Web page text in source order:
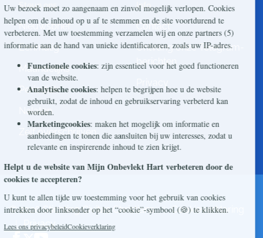
Steun ons
Nieuwsbrief
Eenmalig
Maandelijks
Periodiek
Nalaten
Zelf overschrijven
Info
Contact
Ontvang onze Telegram-
berichten
© 2026 Stichting Civitas Christiana
Cookieverklaring
Privacy